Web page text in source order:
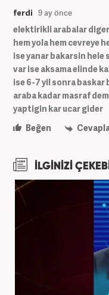
ferdi 9 ay önce
elektirikli arabalar
hem yola hem cevreye
ise yanar bakarsin hele
var ise aksama elinde
ise 6-7 yil sonra
araba kadar masraf
yaptigin kar ucar gider
Beğen
İLGİNİZİ